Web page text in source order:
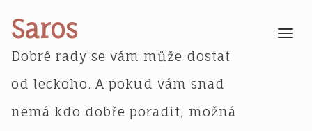
content
Saros
Dobré rady se vám může dostat
od leckoho. A pokud vám snad
nemá kdo dobře poradit, možná
Toggle